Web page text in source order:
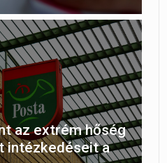
az extrém hőség
intézkedéseit a